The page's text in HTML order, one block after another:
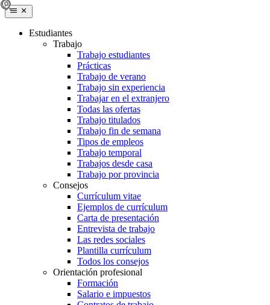
Estudiantes
Trabajo
Trabajo estudiantes
Prácticas
Trabajo de verano
Trabajo sin experiencia
Trabajar en el extranjero
Todas las ofertas
Trabajo titulados
Trabajo fin de semana
Tipos de empleos
Trabajo temporal
Trabajos desde casa
Trabajo por provincia
Consejos
Currículum vitae
Ejemplos de currículum
Carta de presentación
Entrevista de trabajo
Las redes sociales
Plantilla currículum
Todos los consejos
Orientación profesional
Formación
Salario e impuestos